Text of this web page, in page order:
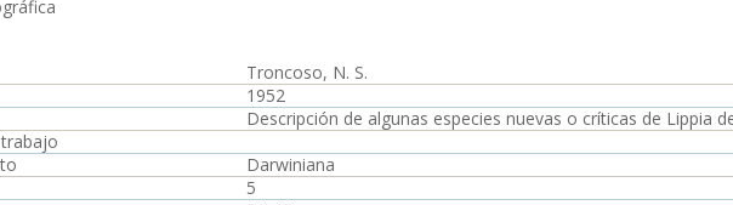
Troncoso, N. S.
1952
Descripción de algunas especies nuevas o críticas de Lippia
Darwiniana
5